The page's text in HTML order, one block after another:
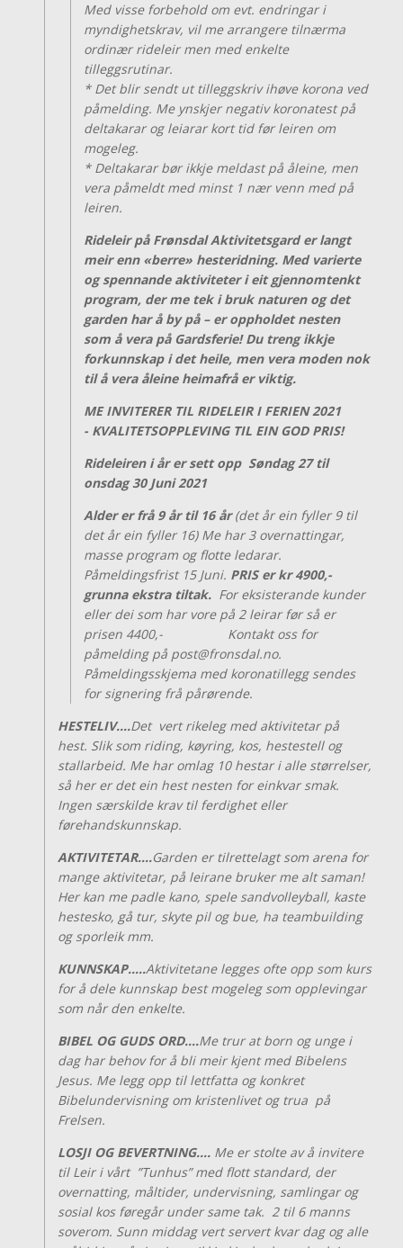
Med visse forbehold om evt. endringar i
myndighetskrav, vil me arrangere tilnærma
ordinær rideleir men med enkelte
tilleggsrutinar.
* Det blir sendt ut tilleggskriv ihøve korona ved
påmelding. Me ynskjer negativ koronatest på
deltakarar og leiarar kort tid før leiren om
mogeleg.
* Deltakarar bør ikkje meldast på åleine, men
vera påmeldt med minst 1 nær venn med på
leiren.
Rideleir på Frønsdal Aktivitetsgard er langt
meir enn «berre» hesteridning. Med varierte
og spennande aktiviteter i eit gjennomtenkt
program, der me tek i bruk naturen og det
garden har å by på – er oppholdet nesten
som å vera på Gardsferie!Du treng ikkje
forkunnskap i det heile, men vera moden nok
til å vera åleine heimafrå er viktig.
ME INVITERER TIL RIDELEIR I FERIEN 2021
- KVALITETSOPPLEVING TIL EIN GOD PRIS!
Rideleiren i år er sett opp Søndag 27 til
onsdag 30 Juni 2021
Alder er frå 9 år til 16 år(det år ein fyller 9 til
det år ein fyller 16) Me har 3 overnattingar,
masse program og flotte ledarar.
Påmeldingsfrist 15 Juni. PRIS er kr 4900,-
grunna ekstra tiltak. For eksisterande kunder
eller dei som har vore på 2 leirar før så er
prisen 4400,- Kontakt oss for
påmelding på post@fronsdal.no.
Påmeldingsskjema med koronatillegg sendes
for signering frå pårørende.
HESTELIV….Det vert rikeleg med aktivitetar på
hest. Slik som riding, køyring, kos, hestestell og
stallarbeid. Me har omlag 10 hestar i alle størrelser,
så her er det ein hest nesten for einkvar smak.
Ingen særskilde krav til ferdighet eller
førehandskunnskap.
AKTIVITETAR….Garden er tilrettelagt som arena for
mange aktivitetar, på leirane bruker me alt saman!
Her kan me padle kano, spele sandvolleyball, kaste
hestesko, gå tur, skyte pil og bue, ha teambuilding
og sporleik mm.
KUNNSKAP…..Aktivitetane legges ofte opp som kurs
for å dele kunnskap best mogeleg som opplevingar
som når den enkelte.
BIBEL OG GUDS ORD….Me trur at born og unge i
dag har behov for å bli meir kjent med Bibelens
Jesus. Me legg opp til lettfatta og konkret
Bibelundervisning om kristenlivet og trua på
Frelsen.
LOSJI OG BEVERTNING…. Me er stolte av å invitere
til Leir i vårt ”Tunhus” med flott standard, der
overnatting, måltider, undervisning, samlingar og
sosial kos føregår under same tak. 2 til 6 manns
soverom. Sunn middag vert servert kvar dag og alle